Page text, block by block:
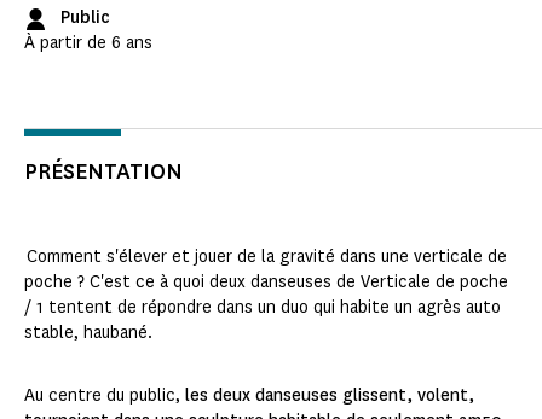
Public
À partir de 6 ans
PRÉSENTATION
Comment s'élever et jouer de la gravité dans une verticale de
poche ? C'est ce à quoi deux danseuses de Verticale de poche
/ 1 tentent de répondre dans un duo qui habite un agrès auto
stable, haubané.
Au centre du public, les deux danseuses glissent, volent,